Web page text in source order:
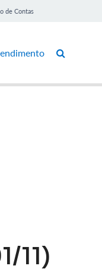
de Contas
11)